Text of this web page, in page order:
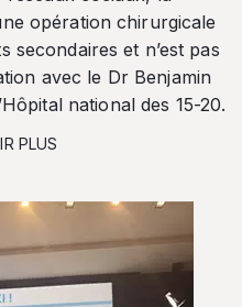
opération chirurgicale
secondaires et n’est pas
avec le Dr Benjamin
national des 15-20.
PLUS